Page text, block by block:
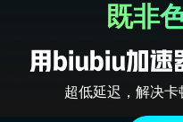
既非
超低延迟，解决